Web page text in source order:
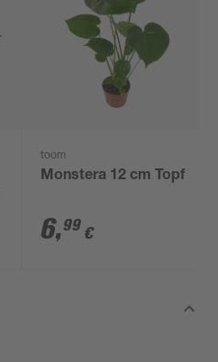
toom
Monstera 12 cm Topf
6,99 €